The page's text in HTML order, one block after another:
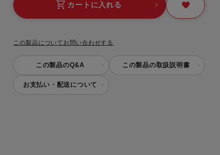
カートに入れる
この製品についてお問い合わせする
この製品のQ&A この製品の取扱説明書
お支払い・配送について